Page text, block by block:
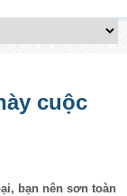
cuộc
bạn nên sơn toàn